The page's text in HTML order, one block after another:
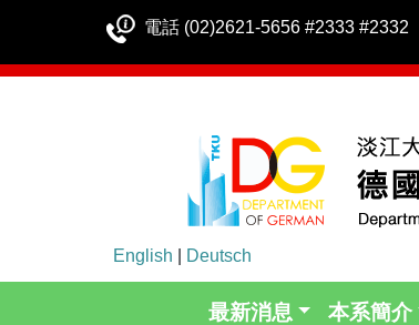
電話 (02)2621-5656 #2333 #2332
English Deutsch
最新消息 本系簡介